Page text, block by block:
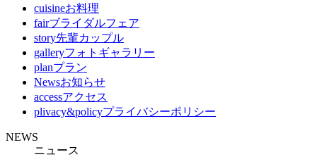
cuisineお料理
fairブライダルフェア
story先輩カップル
galleryフォトギャラリー
planプラン
Newsお知らせ
accessアクセス
plivacy&policyプライバシーポリシー
NEWS
ニュース